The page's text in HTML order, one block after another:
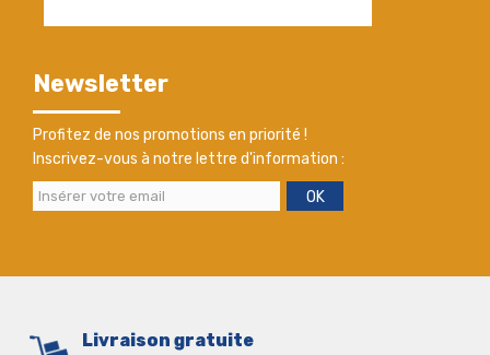
Newsletter
Profitez de nos promotions en priorité !
Inscrivez-vous à notre lettre d'information :
OK
Livraison gratuite